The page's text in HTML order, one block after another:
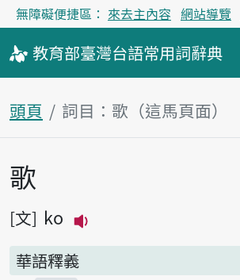
無障礙便捷區： 來去主內容 網站導覽
教育部臺灣台語常用詞辭典
頭頁 詞目：歌（這馬頁面）
主內容區
歌
文 ko
華語釋義